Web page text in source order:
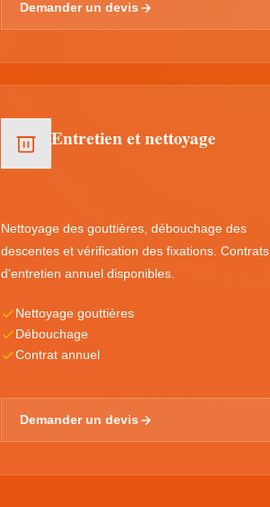
Demander un devis
Entretien et nettoyage
Nettoyage des gouttières, débouchage des
descentes et vérification des fixations. Contrats
d'entretien annuel disponibles.
Nettoyage gouttières
Débouchage
Contrat annuel
Demander un devis